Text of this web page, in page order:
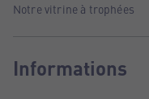
Notre vitrine à trophées
Informations